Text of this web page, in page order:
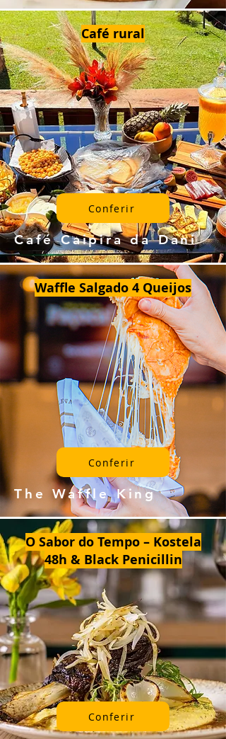
Café rural
Conferir
Café Caipira da Dani
Waffle Salgado 4 Queijos
Conferir
The Waffle King
O Sabor do Tempo – Kostela
48h & Black Penicillin
Conferir